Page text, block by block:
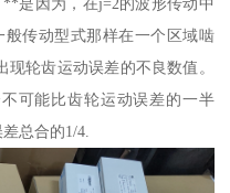
传动型式那样在一个区域啮
轮齿运动误差的不良数值。
可能比齿轮运动误差的一半
总合的1/4.